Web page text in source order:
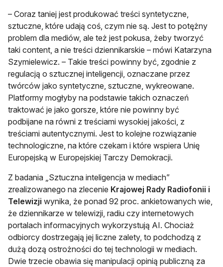
– Coraz taniej jest produkować treści syntetyczne,
sztuczne, które udają coś, czym nie są. Jest to potężny
problem dla mediów, ale też jest pokusa, żeby tworzyć
taki content, a nie treści dziennikarskie – mówi Katarzyna
Szymielewicz. – Takie treści powinny być, zgodnie z
regulacją o sztucznej inteligencji, oznaczane przez
twórców jako syntetyczne, sztuczne, wykreowane.
Platformy mogłyby na podstawie takich oznaczeń
traktować je jako gorsze, które nie powinny być
podbijane na równi z treściami wysokiej jakości, z
treściami autentycznymi. Jest to kolejne rozwiązanie
technologiczne, na które czekam i które wspiera Unię
Europejską w Europejskiej Tarczy Demokracji.
Z badania „Sztuczna inteligencja w mediach”
zrealizowanego na zlecenie Krajowej Rady Radiofonii i
Telewizji wynika, że ponad 92 proc. ankietowanych wie,
że dziennikarze w telewizji, radiu czy internetowych
portalach informacyjnych wykorzystują AI. Chociaż
odbiorcy dostrzegają jej liczne zalety, to podchodzą z
dużą dozą ostrożności do tej technologii w mediach.
Dwie trzecie obawia się manipulacji opinią publiczną za